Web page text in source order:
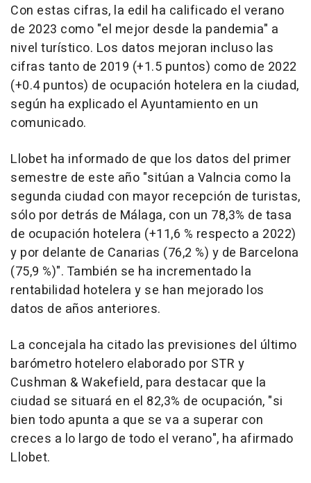
Con estas cifras, la edil ha calificado el verano
de 2023 como "el mejor desde la pandemia" a
nivel turístico. Los datos mejoran incluso las
cifras tanto de 2019 (+1.5 puntos) como de 2022
(+0.4 puntos) de ocupación hotelera en la ciudad,
según ha explicado el Ayuntamiento en un
comunicado.
Llobet ha informado de que los datos del primer
semestre de este año "sitúan a Valncia como la
segunda ciudad con mayor recepción de turistas,
sólo por detrás de Málaga, con un 78,3% de tasa
de ocupación hotelera (+11,6 % respecto a 2022)
y por delante de Canarias (76,2 %) y de Barcelona
(75,9 %)". También se ha incrementado la
rentabilidad hotelera y se han mejorado los
datos de años anteriores.
La concejala ha citado las previsiones del último
barómetro hotelero elaborado por STR y
Cushman & Wakefield, para destacar que la
ciudad se situará en el 82,3% de ocupación, "si
bien todo apunta a que se va a superar con
creces a lo largo de todo el verano", ha afirmado
Llobet.